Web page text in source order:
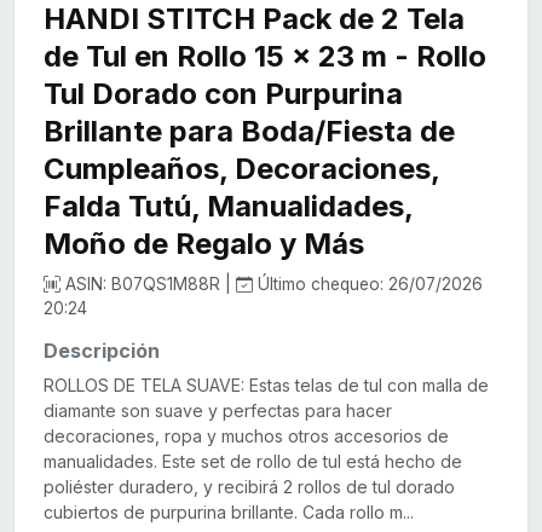
HANDI STITCH Pack de 2 Tela
de Tul en Rollo 15 x 23 m - Rollo
Tul Dorado con Purpurina
Brillante para Boda/Fiesta de
Cumpleaños, Decoraciones,
Falda Tutú, Manualidades,
Moño de Regalo y Más
ASIN: B07QS1M88R |
Último chequeo: 26/07/2026
20:24
Descripción
ROLLOS DE TELA SUAVE: Estas telas de tul con malla de
diamante son suave y perfectas para hacer
decoraciones, ropa y muchos otros accesorios de
manualidades. Este set de rollo de tul está hecho de
poliéster duradero, y recibirá 2 rollos de tul dorado
cubiertos de purpurina brillante. Cada rollo m...